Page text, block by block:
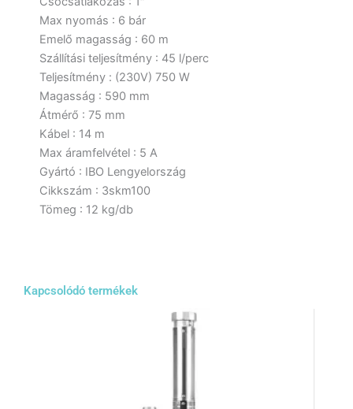
Max nyomás : 6 bár
Emelő magasság : 60 m
Szállítási teljesítmény : 45 l/perc
Teljesítmény : (230V) 750 W
Magasság : 590 mm
Átmérő : 75 mm
Kábel : 14 m
Max áramfelvétel : 5 A
Gyártó : IBO Lengyelország
Cikkszám : 3skm100
Tömeg : 12 kg/db
Kapcsolódó termékek